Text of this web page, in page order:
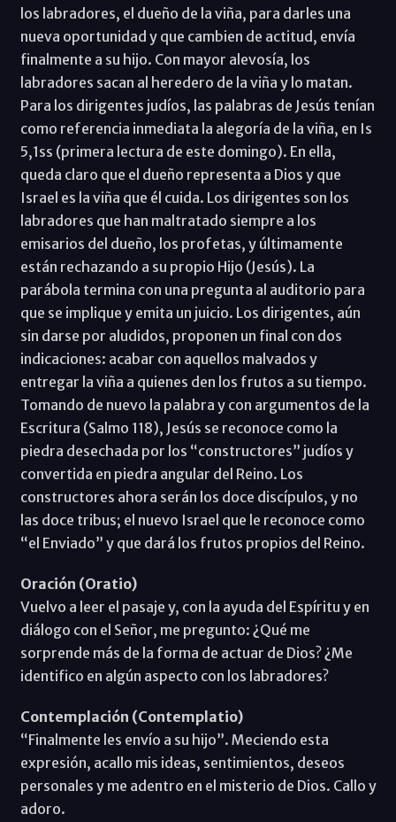
los labradores, el dueño de la viña, para darles una
nueva oportunidad y que cambien de actitud, envía
finalmente a su hijo. Con mayor alevosía, los
labradores sacan al heredero de la viña y lo matan.
Para los dirigentes judíos, las palabras de Jesús tenían
como referencia inmediata la alegoría de la viña, en Is
5,1ss (primera lectura de este domingo). En ella,
queda claro que el dueño representa a Dios y que
Israel es la viña que él cuida. Los dirigentes son los
labradores que han maltratado siempre a los
emisarios del dueño, los profetas, y últimamente
están rechazando a su propio Hijo (Jesús). La
parábola termina con una pregunta al auditorio para
que se implique y emita un juicio. Los dirigentes, aún
sin darse por aludidos, proponen un final con dos
indicaciones: acabar con aquellos malvados y
entregar la viña a quienes den los frutos a su tiempo.
Tomando de nuevo la palabra y con argumentos de la
Escritura (Salmo 118), Jesús se reconoce como la
piedra desechada por los “constructores” judíos y
convertida en piedra angular del Reino. Los
constructores ahora serán los doce discípulos, y no
las doce tribus; el nuevo Israel que le reconoce como
“el Enviado” y que dará los frutos propios del Reino.
Oración (Oratio)
Vuelvo a leer el pasaje y, con la ayuda del Espíritu y en
diálogo con el Señor, me pregunto: ¿Qué me
sorprende más de la forma de actuar de Dios? ¿Me
identifico en algún aspecto con los labradores?
Contemplación (Contemplatio)
“Finalmente les envío a su hijo”. Meciendo esta
expresión, acallo mis ideas, sentimientos, deseos
personales y me adentro en el misterio de Dios. Callo y
adoro.